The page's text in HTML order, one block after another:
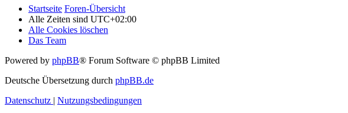
Startseite Foren-Übersicht
Alle Zeiten sind UTC+02:00
Alle Cookies löschen
Das Team
Powered by phpBB® Forum Software © phpBB Limited
Deutsche Übersetzung durch phpBB.de
Datenschutz | Nutzungsbedingungen